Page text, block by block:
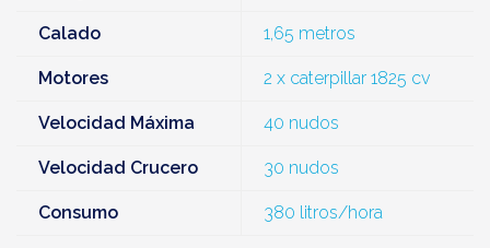
Calado 1,65 metros
Motores 2 x caterpillar 1825 cv
Velocidad Máxima 40 nudos
Velocidad Crucero 30 nudos
Consumo 380 litros/hora